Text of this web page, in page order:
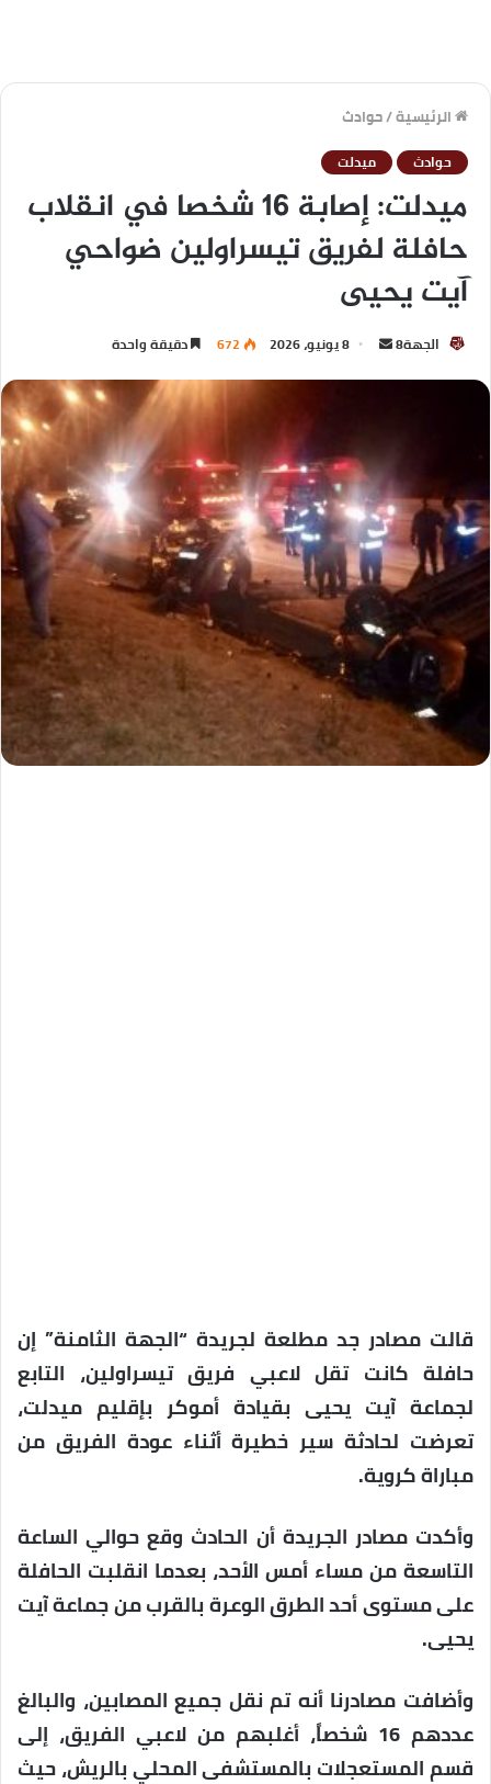
الرئيسية/حوادث
حوادث ميدلت
ميدلت: إصابة 16 شخصا في انقلاب
حافلة لفريق تيسراولين ضواحي
آيت يحيى
الجهة8 8 يونيو، 2026 672 دقيقة واحدة
قالت مصادر جد مطلعة لجريدة “الجهة الثامنة” إن
حافلة كانت تقل لاعبي فريق تيسراولين، التابع
لجماعة آيت يحيى بقيادة أموكر بإقليم ميدلت،
تعرضت لحادثة سير خطيرة أثناء عودة الفريق من
مباراة كروية.
وأكدت مصادر الجريدة أن الحادث وقع حوالي الساعة
التاسعة من مساء أمس الأحد، بعدما انقلبت الحافلة
على مستوى أحد الطرق الوعرة بالقرب من جماعة آيت
يحيى.
وأضافت مصادرنا أنه تم نقل جميع المصابين، والبالغ
عددهم 16 شخصاً، أغلبهم من لاعبي الفريق، إلى
قسم المستعجلات بالمستشفى المحلي بالريش، حيث